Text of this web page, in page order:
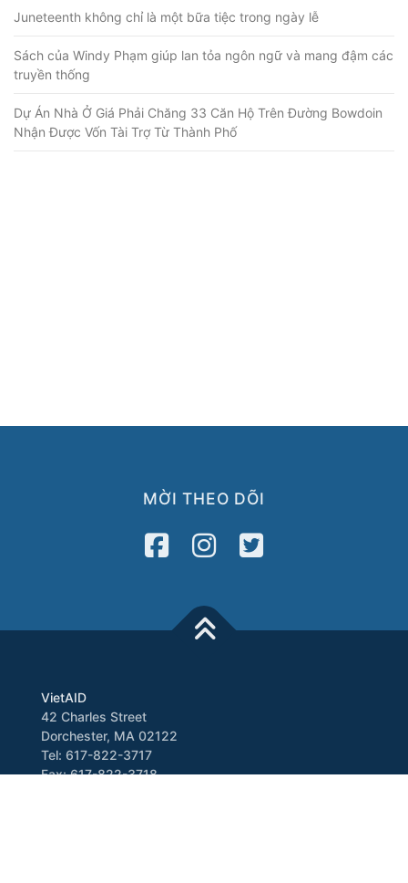
Juneteenth không chỉ là một bữa tiệc trong ngày lễ
Sách của Windy Phạm giúp lan tỏa ngôn ngữ và mang đậm các
truyền thống
Dự Án Nhà Ở Giá Phải Chăng 33 Căn Hộ Trên Đường Bowdoin
Nhận Được Vốn Tài Trợ Từ Thành Phố
MỜI THEO DÕI
VietAID
42 Charles Street
Dorchester, MA 02122
Tel: 617-822-3717
Fax: 617-822-3718